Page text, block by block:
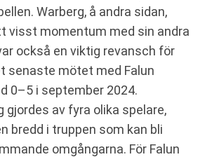
Warberg, å andra sidan,
visst momentum med sin andra
också en viktig revansch för
senaste mötet med Falun
0–5 i september 2024.
gjordes av fyra olika spelare,
bredd i truppen som kan bli
omgångarna. För Falun